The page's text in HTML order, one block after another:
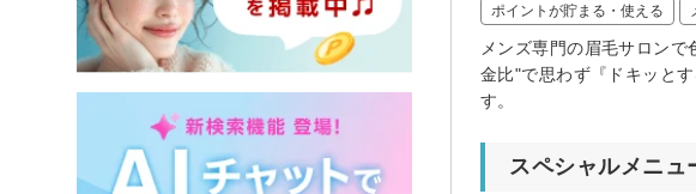
ポイントが貯まる・使える
メンズ専門の眉毛サロン
金比"で思わず『ドキッと
す。
スペシャルメニュ